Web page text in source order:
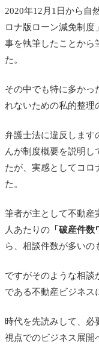
2020年12月1日から自
ロナ版ローン減免制
事を執筆したことから
た。
その中でも特に多かっ
れないための私的整理
弁護士法に違反します
んが制度概要を説明し
たが、実感としてコロ
た。
筆者が主として不動産
人あたりの 「破産件数
ら、相談件数が多いの
ですがそのような相談
である不動産ビジネス
時代を先読みして、必
視点でのビジネス展開